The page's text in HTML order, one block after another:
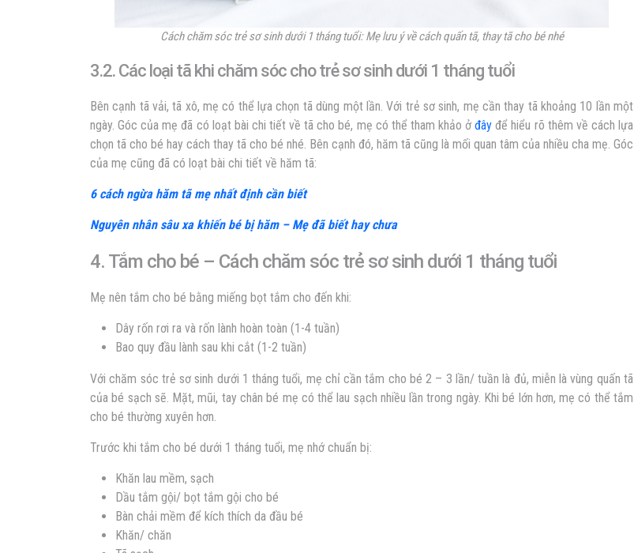
Cách chăm sóc trẻ sơ sinh dưới 1 tháng tuổi: Mẹ lưu ý về cách quấn tã, thay tã cho bé nhé
3.2. Các loại tã khi chăm sóc cho trẻ sơ sinh dưới 1 tháng tuổi
Bên cạnh tã vải, tã xô, mẹ có thể lựa chọn tã dùng một lần. Với trẻ sơ sinh, mẹ cần thay tã khoảng 10 lần một
ngày. Góc của mẹ đã có loạt bài chi tiết về tã cho bé, mẹ có thể tham khảo ởđây để hiểu rõ thêm về cách lựa
chọn tã cho bé hay cách thay tã cho bé nhé. Bên cạnh đó, hăm tã cũng là mối quan tâm của nhiều cha mẹ. Góc
của mẹ cũng đã có loạt bài chi tiết về hăm tã:
6 cách ngừa hăm tã mẹ nhất định cần biết
Nguyên nhân sâu xa khiến bé bị hăm – Mẹ đã biết hay chưa
4. Tắm cho bé – Cách chăm sóc trẻ sơ sinh dưới 1 tháng tuổi
Mẹ nên tắm cho bé bằng miếng bọt tắm cho đến khi:
Dây rốn rơi ra và rốn lành hoàn toàn (1-4 tuần)
Bao quy đầu lành sau khi cắt (1-2 tuần)
Với chăm sóc trẻ sơ sinh dưới 1 tháng tuổi, mẹ chỉ cần tắm cho bé 2 – 3 lần/ tuần là đủ, miễn là vùng quấn tã
của bé sạch sẽ. Mặt, mũi, tay chân bé mẹ có thể lau sạch nhiều lần trong ngày. Khi bé lớn hơn, mẹ có thể tắm
cho bé thường xuyên hơn.
Trước khi tắm cho bé dưới 1 tháng tuổi, mẹ nhớ chuẩn bị:
Khăn lau mềm, sạch
Dầu tắm gội/ bọt tắm gội cho bé
Bàn chải mềm để kích thích da đầu bé
Khăn/ chăn